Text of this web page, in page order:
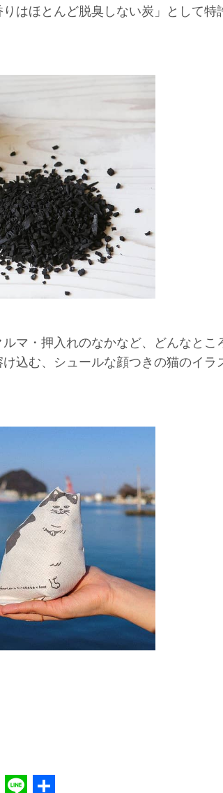
はほとんど脱臭しない炭」として特
マ・押入れのなかなど、どんなとこ
込む、シュールな顔つきの猫のイラ